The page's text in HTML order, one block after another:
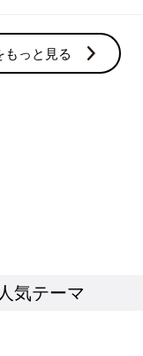
もっと見る
気テーマ